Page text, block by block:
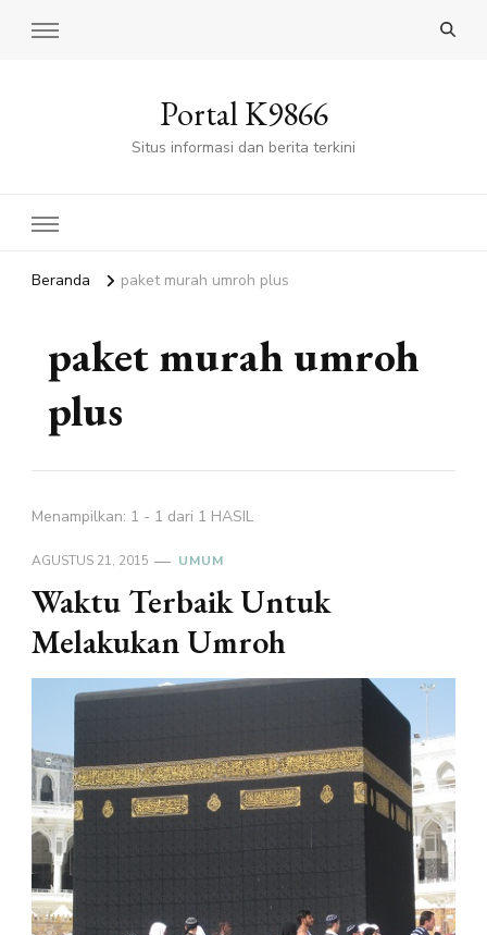
Portal K9866
Situs informasi dan berita terkini
Beranda paket murah umroh plus
paket murah umroh
plus
Menampilkan: 1 - 1 dari 1 HASIL
AGUSTUS 21, 2015 UMUM
Waktu Terbaik Untuk
Melakukan Umroh